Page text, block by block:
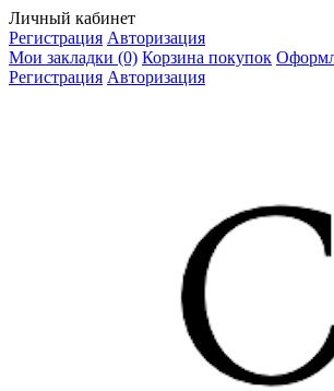
Личный кабинет
Регистрация Авторизация
Мои закладки (0) Корзина покупок
Регистрация Авторизация